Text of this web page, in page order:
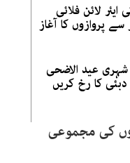
لائن فلائی
پروازوں کا آغاز
عید الاضحی
کا رخ کریں
کی مجموعی